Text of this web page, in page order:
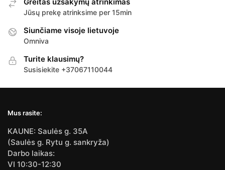
Jūsų prekę atrinksime per 15min
Siunčiame visoje lietuvoje
Omniva
Turite klausimų?
Susisiekite +37067110044
Mus rasite:
KAUNE: Saulės g. 35A
(Saulės g. Rytu g. sankryža)
Darbo laikas:
VI 10:30-12:30